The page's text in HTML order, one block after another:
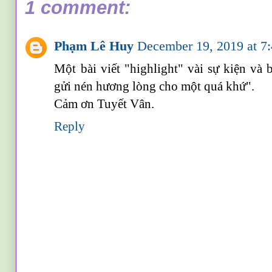
1 comment:
Phạm Lê Huy December 19, 2019 at
Một bài viết "highlight" vài sự kiện và
gửi nén hương lòng cho một quá khứ".
Cảm ơn Tuyết Vân.
Reply